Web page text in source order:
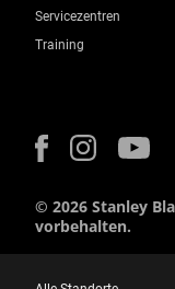
Servicezentren
Training
© 2026 Stanley
vorbehalten.